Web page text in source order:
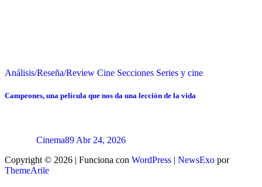
Análisis/Reseña/Review Cine Secciones Series y cine
Campeones, una película que nos da una lección de la vida
Cinema89 Abr 24, 2026
Copyright © 2026 | Funciona con WordPress | NewsExo por
ThemeArile